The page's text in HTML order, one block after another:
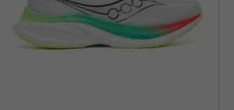
EUR 45 / US 11 EUR 45.5 / US 11.5
EUR 46.5 / US 12